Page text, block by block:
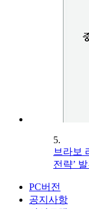
5.
브라보
전략’
PC버전
공지사항